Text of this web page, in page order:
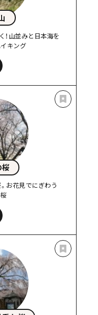
！山並みと日本海を
キング
お花見でにぎわう